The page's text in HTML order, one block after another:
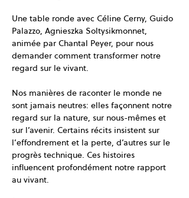
Une table ronde avec Céline Cerny, Guido
Palazzo, Agnieszka Soltysikmonnet,
animée par Chantal Peyer, pour nous
demander comment transformer notre
regard sur le vivant.
Nos manières de raconter le monde ne
sont jamais neutres: elles façonnent notre
regard sur la nature, sur nous-mêmes et
sur l’avenir. Certains récits insistent sur
l’effondrement et la perte, d’autres sur le
progrès technique. Ces histoires
influencent profondément notre rapport
au vivant.